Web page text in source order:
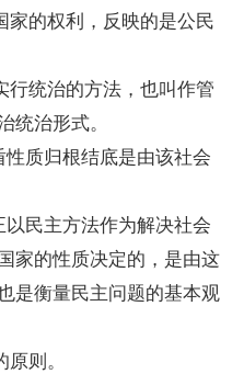
的权利，反映的是公民
统治的方法，也叫作管
治形式。
质归根结底是由该社会
民主方法作为解决社会
家的性质决定的，是由这
是衡量民主问题的基本观
则。